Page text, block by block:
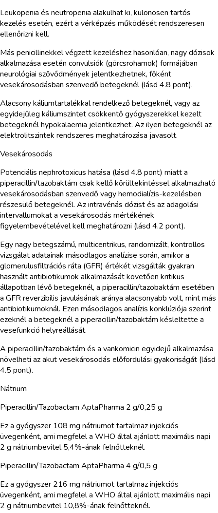
Leukopenia és neutropenia alakulhat ki, különösen tartós
kezelés esetén, ezért a vérképzés működését rendszeresen
ellenőrizni kell.
Más penicillinekkel végzett kezeléshez hasonlóan, nagy dózisok
alkalmazása esetén convulsiók (görcsrohamok) formájában
neurológiai szövődmények jelentkezhetnek, főként
vesekárosodásban szenvedő betegeknél (lásd 4.8 pont).
Alacsony káliumtartalékkal rendelkező betegeknél, vagy az
egyidejűleg káliumszintet csökkentő gyógyszerekkel kezelt
betegeknél hypokalaemia jelentkezhet. Az ilyen betegeknél az
elektrolitszintek rendszeres meghatározása javasolt.
Vesekárosodás
Potenciális nephrotoxicus hatása (lásd 4.8 pont) miatt a
piperacillin/tazobaktám csak kellő körültekintéssel alkalmazható
vesekárosodásban szenvedő vagy hemodialízis-kezelésben
részesülő betegeknél. Az intravénás dózist és az adagolási
intervallumokat a vesekárosodás mértékének
figyelembevételével kell meghatározni (lásd 4.2 pont).
Egy nagy betegszámú, multicentrikus, randomizált, kontrollos
vizsgálat adatainak másodlagos analízise során, amikor a
glomerulusfiltrációs ráta (GFR) értékét vizsgálták gyakran
használt antibiotikumok alkalmazását követően kritikus
állapotban lévő betegeknél, a piperacillin/tazobaktám esetében
a GFR reverzibilis javulásának aránya alacsonyabb volt, mint más
antibiotikumoknál. Ezen másodlagos analízis konklúziója szerint
ezeknél a betegeknél a piperacillin/tazobaktám késleltette a
vesefunkció helyreállását.
A piperacillin/tazobaktám és a vankomicin egyidejű alkalmazása
növelheti az akut vesekárosodás előfordulási gyakoriságát (lásd
4.5 pont).
Nátrium
Piperacillin/Tazobactam AptaPharma 2 g/0,25 g
Ez a gyógyszer 108 mg nátriumot tartalmaz injekciós
üvegenként, ami megfelel a WHO által ajánlott maximális napi
2 g nátriumbevitel 5,4%-ának felnőtteknél.
Piperacillin/Tazobactam AptaPharma 4 g/0,5 g
Ez a gyógyszer 216 mg nátriumot tartalmaz injekciós
üvegenként, ami megfelel a WHO által ajánlott maximális napi
2 g nátriumbevitel 10,8%-ának felnőtteknél.